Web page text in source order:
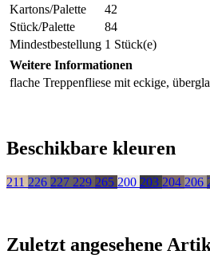
Kartons/Palette
42
Stück/Palette
84
Mindestbestellung 1 Stück(e)
Weitere Informationen
flache Treppenfliese mit eckige,
Beschikbare kleuren
211 226 227 229 265 200 203 204 206
Zuletzt angesehene